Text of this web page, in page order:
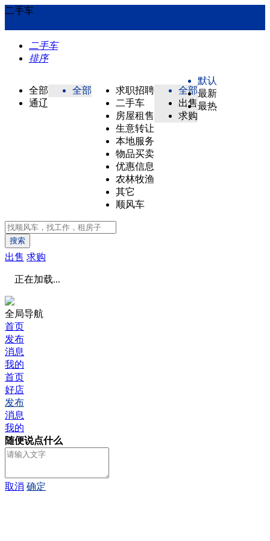
二手车
二手车
排序
全部
通辽
全部
求职招聘
二手车
房屋租售
生意转让
本地服务
物品买卖
优惠信息
农林牧渔
其它
顺风车
全部
出售
求购
默认
最新
最热
搜索
出售 求购
正在加载...
全局导航
首页
发布
消息
我的
首页
好店
发布
消息
我的
随便说点什么
取消 确定